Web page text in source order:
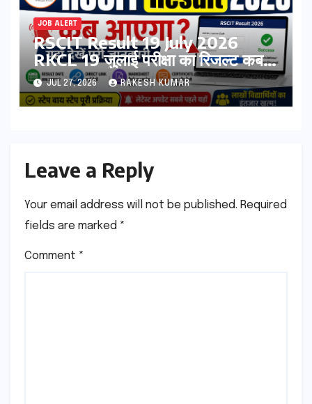
JOB ALERT
RSCIT Result 19 July 2026
RKCL 19 जुलाई परीक्षा का रिजल्ट कब
आएगा? यहां देखें Result Date,
Direct Link, Marksheet
Download Process
JUL 27, 2026 RAKESH KUMAR
Leave a Reply
Your email address will not be published. Required
fields are marked *
Comment *